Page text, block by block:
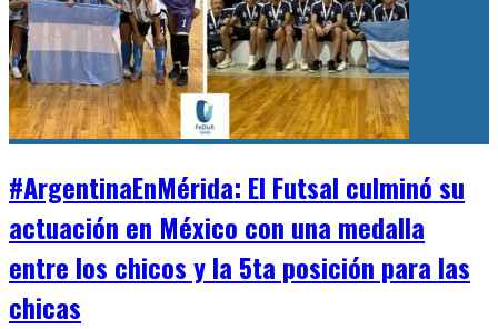
#ArgentinaEnMérida: El Futsal culminó su
actuación en México con una medalla
entre los chicos y la 5ta posición para las
chicas